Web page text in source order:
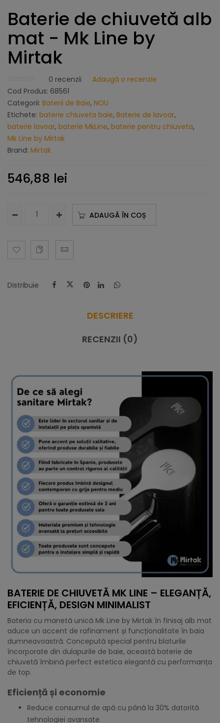
Baterie de chiuvetă alb
mat - Mk Line by
Mirtak
0 recenzii
Adaugă o recenzie
Cod Produs: 68561
Categorii: Baterii de Baie, NOU
Etichete: baterie chiuveta baie, Baterie de lavoar,
baterie lavoar, baterie MkLine, baterie pentru chiuveta,
Mk Line by Mirtak
Brand: Mirtak
546,88 lei
ADAUGĂ ÎN COȘ
Distribuie
DESCRIERE
RECENZII (0)
BATERIE DE CHIUVETĂ MK LINE – ELEGANȚĂ,
EFICIENȚĂ, DESIGN MINIMALIST
Bateria cu manetă unică Mk Line by Mirtak în finisaj alb mat
aduce un accent de rafinament și funcționalitate în baia
dumneavoastră. Concepută special pentru blaturile
încorporate din dulapurile de baie, această baterie de
chiuvetă îmbină perfect estetica elegantă cu performanța
de top.
Eficiență și economie
Reduce consumul de apă cu până la 30% datorită
tehnologiei avansate